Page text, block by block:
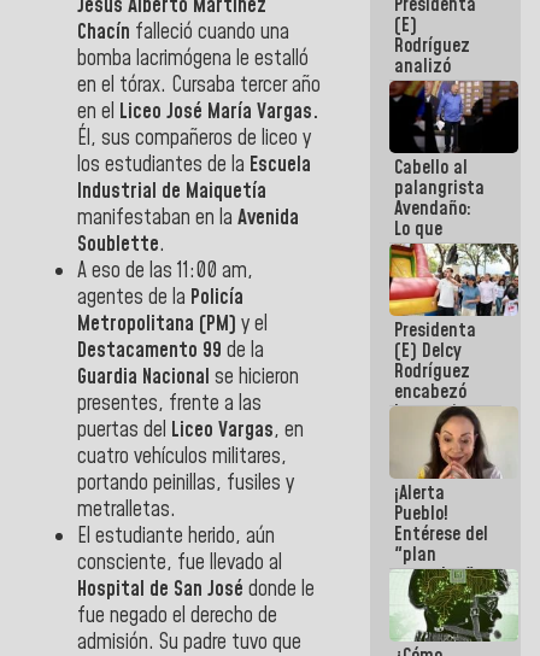
Chacín falleció cuando una
bomba lacrimógena le estalló
en el tórax. Cursaba tercer año
en el Liceo José María Vargas.
Él, sus compañeros de liceo y
los estudiantes de la Escuela
Industrial de Maiquetía
manifestaban en la Avenida
Soublette.
A eso de las 11:00 am,
agentes de la Policía
Metropolitana (PM) y el
Destacamento 99 de la
Guardia Nacional se hicieron
presentes, frente a las
puertas del Liceo Vargas, en
cuatro vehículos militares,
portando peinillas, fusiles y
metralletas.
El estudiante herido, aún
consciente, fue llevado al
Hospital de San José donde le
fue negado el derecho de
admisión. Su padre tuvo que
de la
República
(E)
Rodríguez
analizó
junto a
gobernadores
planes de
recuperación
del Sistema
Eléctrico
Nacional
Cabello al
palangrista
Avendaño:
Lo que
vayas a
escribir
hazlo hoy
por que no
sabemos si
la semana
que viene
hay
programa
Presidenta
(E) Delcy
Rodríguez
encabezó
lanzamiento
del Plan
Nacional de
Recreación
Vacacional
¡Alerta
Pueblo!
Entérese del
"plan
enjambre"
de La Sayo
para
sabotear el